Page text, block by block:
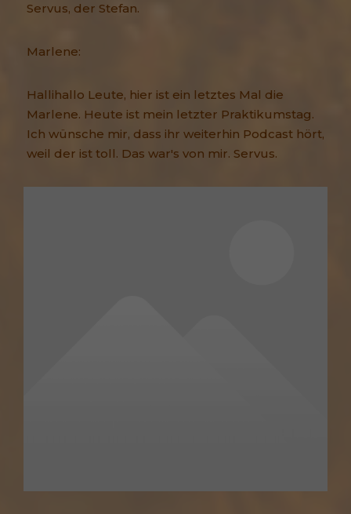
Servus, der Stefan.
Marlene:
Hallihallo Leute, hier ist ein letztes Mal die
Marlene. Heute ist mein letzter Praktikumstag.
Ich wünsche mir, dass ihr weiterhin Podcast hört,
weil der ist toll. Das war's von mir. Servus.